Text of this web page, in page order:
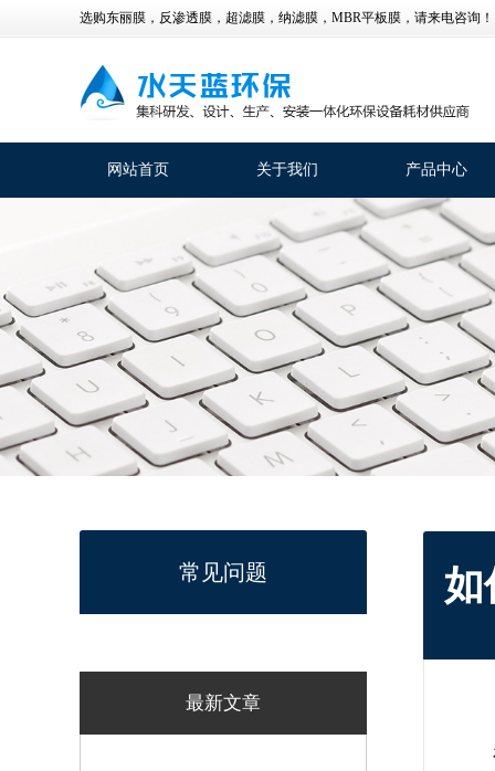
选购东丽膜，反渗透膜，超滤膜，纳滤膜，MBR平板膜，请来电咨询！
网站首页 关于我们 产品中心
常见问题
最新文章
如